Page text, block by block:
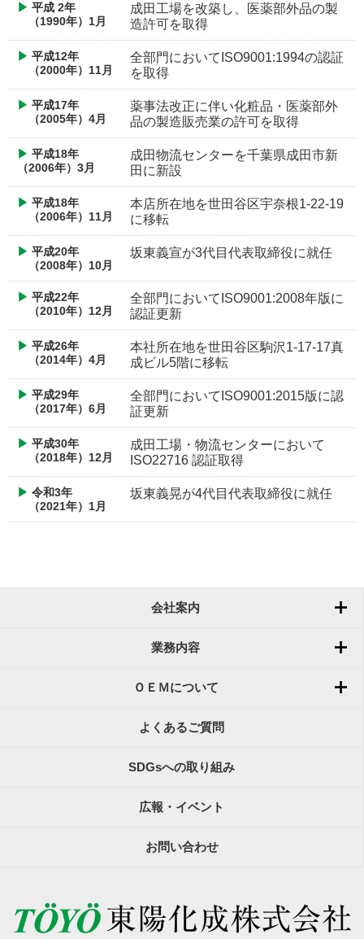
平成 2年
（1990年）1月
成田工場を改築し、医薬部外品の製
造許可を取得
平成12年
（2000年）11月
全部門においてISO9001:1994の認証
を取得
平成17年
（2005年）4月
薬事法改正に伴い化粧品・医薬部外
品の製造販売業の許可を取得
平成18年
（2006年）3月
成田物流センターを千葉県成田市新
田に新設
平成18年
（2006年）11月
本店所在地を世田谷区宇奈根1-22-19
に移転
平成20年
（2008年）10月
坂東義宣が3代目代表取締役に就任
平成22年
（2010年）12月
全部門においてISO9001:2008年版に
認証更新
平成26年
（2014年）4月
本社所在地を世田谷区駒沢1-17-17真
成ビル5階に移転
平成29年
（2017年）6月
全部門においてISO9001:2015版に認
証更新
平成30年
（2018年）12月
成田工場・物流センターにおいて
ISO22716 認証取得
令和3年
（2021年）1月
坂東義晃が4代目代表取締役に就任
会社案内
業務内容
ＯＥＭについて
よくあるご質問
SDGsへの取り組み
広報・イベント
お問い合わせ